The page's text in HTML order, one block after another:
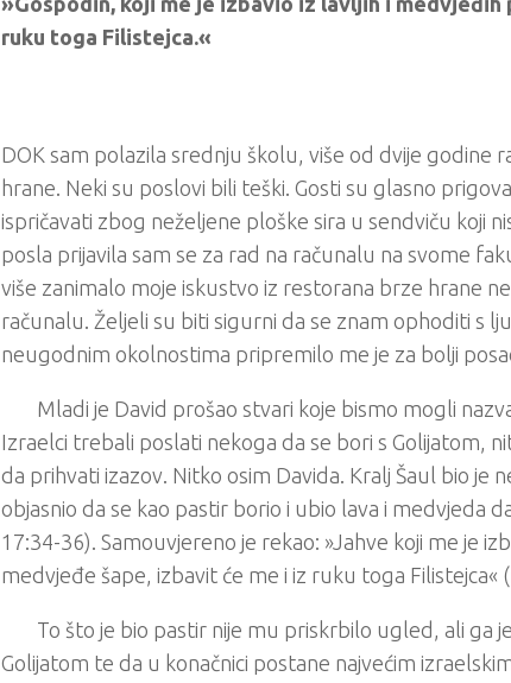
ruku toga Filistejca.«
DOK sam polazila srednju školu, više od dvije godine
hrane. Neki su poslovi bili teški. Gosti su glasno
ispričavati zbog neželjene ploške sira u sendviču koji
posla prijavila sam se za rad na računalu na svome
više zanimalo moje iskustvo iz restorana brze hrane
računalu. Željeli su biti sigurni da se znam ophoditi s
neugodnim okolnostima pripremilo me je za bolji
Mladi je David prošao stvari koje bismo mogli
Izraelci trebali poslati nekoga da se bori s Golijatom,
da prihvati izazov. Nitko osim Davida. Kralj Šaul bio je
objasnio da se kao pastir borio i ubio lava i medvjeda
17:34-36). Samouvjereno je rekao: »Jahve koji me je
medvjeđe šape, izbavit će me i iz ruku toga Filistejca«
To što je bio pastir nije mu priskrbilo ugled, ali ga
Golijatom te da u konačnici postane najvećim